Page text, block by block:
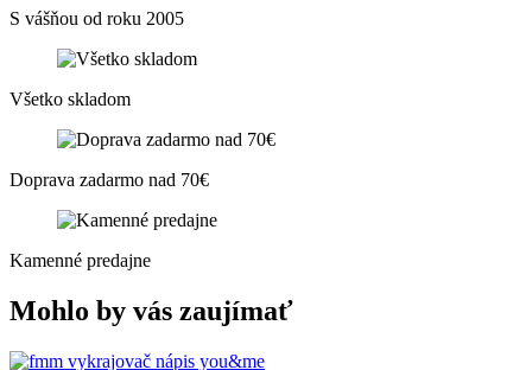
S vášňou od roku 2005
Všetko skladom
Doprava zadarmo nad 70€
Kamenné predajne
Mohlo by vás zaujímať